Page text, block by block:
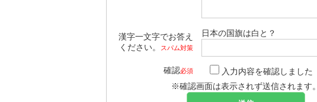
漢字一文字でお答え
ください。
スパム対策
日本の国旗は白と？
確認必須
入力内容を確認しました
※確認画面は表示されず送信されます。